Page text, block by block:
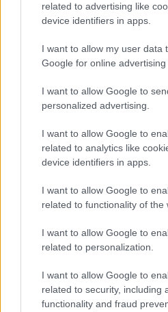
related to advertising like
device identifiers in apps.
I want to allow my user data
Google for online advertising
I want to allow Google to
personalized advertising.
I want to allow Google to
related to analytics like
device identifiers in apps.
I want to allow Google to
related to functionality of the
I want to allow Google to
related to personalization.
I want to allow Google to
related to security, including
functionality and fraud